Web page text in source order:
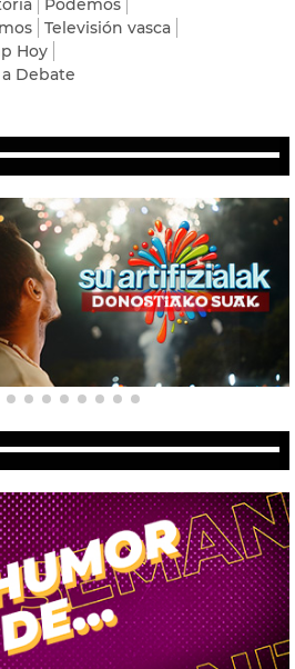
Podemos
Televisión vasca
Hoy
Debate